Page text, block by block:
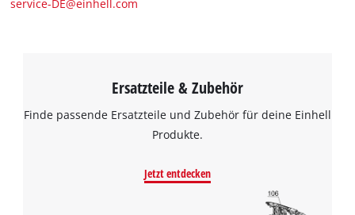
service-DE@einhell.com
Ersatzteile & Zubehör
Finde passende Ersatzteile und Zubehör für deine Einhell
Produkte.
Jetzt entdecken